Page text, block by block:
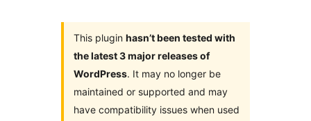
This plugin hasn’t been tested with
the latest 3 major releases of
WordPress. It may no longer be
maintained or supported and may
have compatibility issues when used